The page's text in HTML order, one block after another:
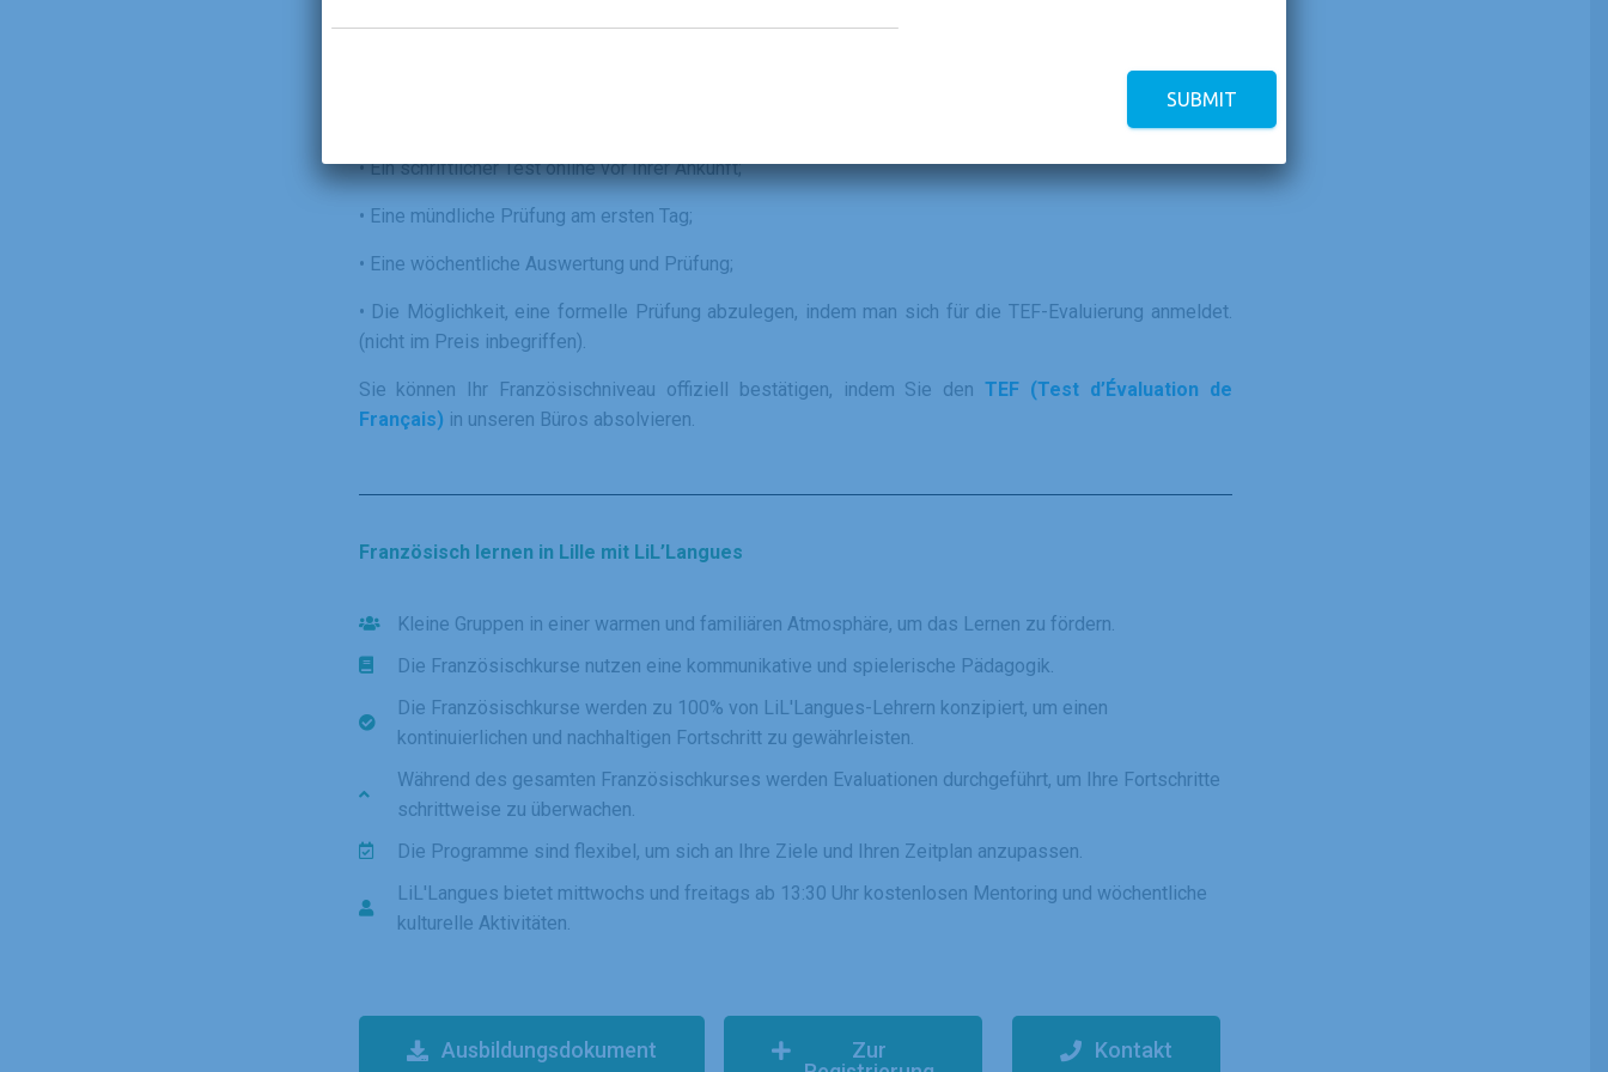
ermöglicht es, den Studenten während seiner Ausbildung zu unterstützen und
•Ein schriftlicher Test online vor Ihrer Ankunft;
• Eine mündliche Prüfung am ersten Tag;
• Eine wöchentliche Auswertung und Prüfung;
• Die Möglichkeit, eine formelle Prüfung abzulegen, indem man sich für die TEF-Evaluierung anmeldet.
(nicht im Preis inbegriffen).
Sie können Ihr Französischniveau offiziell bestätigen, indem Sie den TEF (Test d’Évaluation de
Français) in unseren Büros absolvieren.
Französisch lernen in Lille mit LiL’Langues
Kleine Gruppen in einer warmen und familiären Atmosphäre, um das Lernen zu fördern.
Die Französischkurse nutzen eine kommunikative und spielerische Pädagogik.
Die Französischkurse werden zu 100% von LiL'Langues-Lehrern konzipiert, um einen
kontinuierlichen und nachhaltigen Fortschritt zu gewährleisten.
Während des gesamten Französischkurses werden Evaluationen durchgeführt, um Ihre Fortschritte
schrittweise zu überwachen.
Die Programme sind flexibel, um sich an Ihre Ziele und Ihren Zeitplan anzupassen.
LiL'Langues bietet mittwochs und freitags ab 13:30 Uhr kostenlosen Mentoring und wöchentliche
kulturelle Aktivitäten.
Ausbildungsdokument
Zur
Kontakt
SUBMIT